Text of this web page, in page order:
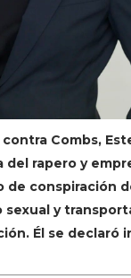
Combs,
rapero y
de conspiración
y
Él se declaró